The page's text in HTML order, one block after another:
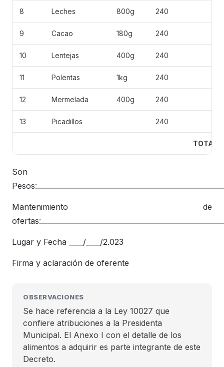
8 Leches 800g 240
9 Cacao 180g 240
10 Lentejas 400g 240
11 Polentas 1kg 240
12 Mermelada 400g 240
13 Picadillos 240
TOTAL
Son
Mantenimiento de
Lugar y Fecha ____/____/2.023
Firma y aclaración de oferente
OBSERVACIONES
Se hace referencia a la Ley 10027 que
confiere atribuciones a la Presidenta
Municipal. El Anexo I con el detalle de los
alimentos a adquirir es parte integrante de este
Decreto.